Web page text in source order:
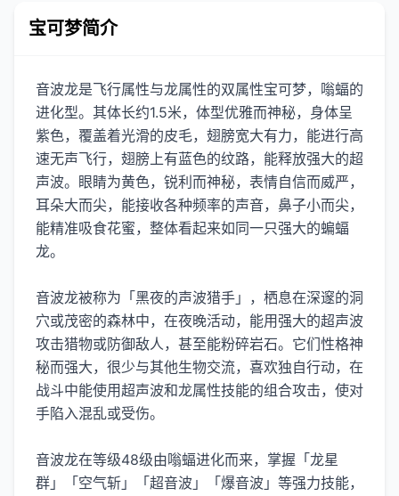
宝可梦简介
音波龙是飞行属性与龙属性的双属性宝可梦，嗡蝠的
进化型。其体长约1.5米，体型优雅而神秘，身体呈
紫色，覆盖着光滑的皮毛，翅膀宽大有力，能进行高
速无声飞行，翅膀上有蓝色的纹路，能释放强大的超
声波。眼睛为黄色，锐利而神秘，表情自信而威严，
耳朵大而尖，能接收各种频率的声音，鼻子小而尖，
能精准吸食花蜜，整体看起来如同一只强大的蝙蝠
龙。
音波龙被称为「黑夜的声波猎手」，栖息在深邃的洞
穴或茂密的森林中，在夜晚活动，能用强大的超声波
攻击猎物或防御敌人，甚至能粉碎岩石。它们性格神
秘而强大，很少与其他生物交流，喜欢独自行动，在
战斗中能使用超声波和龙属性技能的组合攻击，使对
手陷入混乱或受伤。
音波龙在等级48级由嗡蝠进化而来，掌握「龙星
群」「空气斩」「超音波」「爆音波」等强力技能，